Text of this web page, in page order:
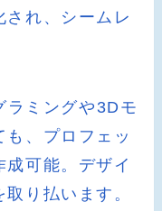
れ、シームレ
ラミングや3Dモ
、プロフェッ
可能。デザイ
り払います。